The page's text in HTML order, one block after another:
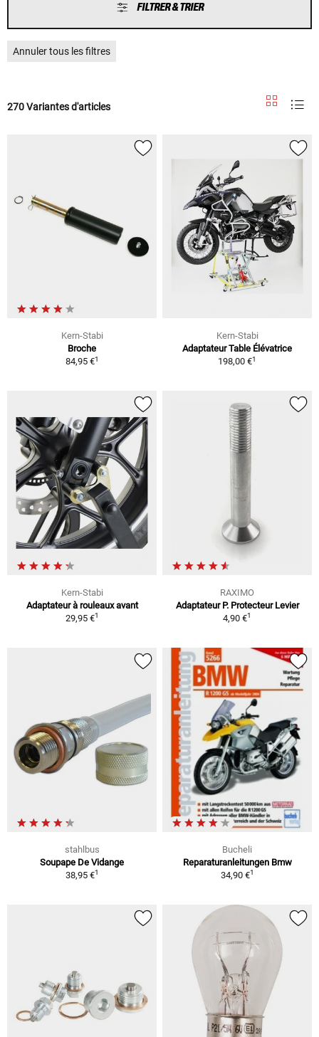
FILTRER & TRIER
Annuler tous les filtres
270 Variantes d'articles
Kern-Stabi
Broche
84,95 €1
Kern-Stabi
Adaptateur Table Élévatrice
198,00 €1
Kern-Stabi
Adaptateur à rouleaux avant
29,95 €1
RAXIMO
Adaptateur P. Protecteur Levier
4,90 €1
stahlbus
Soupape De Vidange
38,95 €1
Bucheli
Reparaturanleitungen Bmw
34,90 €1